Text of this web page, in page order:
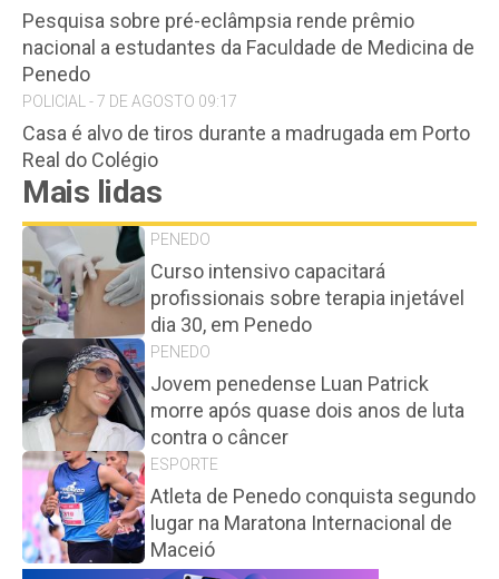
Pesquisa sobre pré-eclâmpsia rende prêmio
nacional a estudantes da Faculdade de Medicina de
Penedo
POLICIAL - 7 DE AGOSTO 09:17
Casa é alvo de tiros durante a madrugada em Porto
Real do Colégio
Mais lidas
PENEDO
Curso intensivo capacitará
profissionais sobre terapia injetável
dia 30, em Penedo
PENEDO
Jovem penedense Luan Patrick
morre após quase dois anos de luta
contra o câncer
ESPORTE
Atleta de Penedo conquista segundo
lugar na Maratona Internacional de
Maceió